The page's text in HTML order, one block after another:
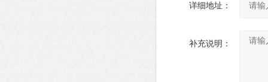
详细地址：
补充说明：